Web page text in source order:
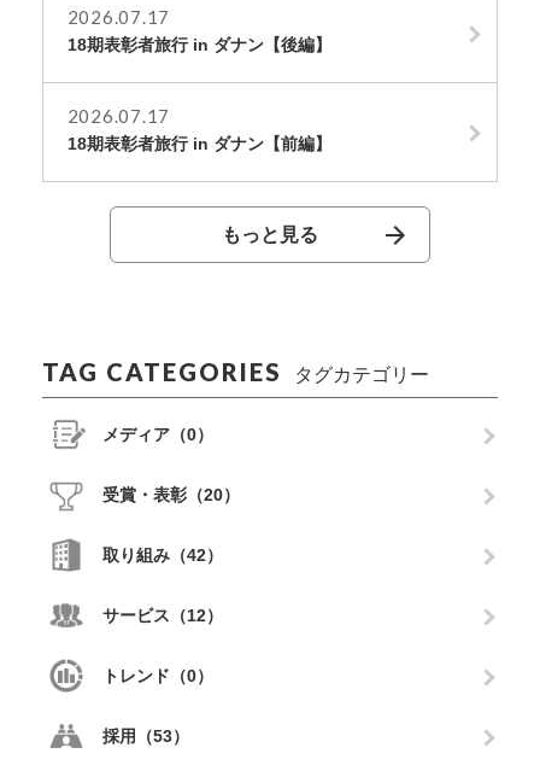
2026.07.17
18期表彰者旅行 in ダナン【後編】
2026.07.17
18期表彰者旅行 in ダナン【前編】
もっと見る
TAG CATEGORIES タグカテゴリー
メディア（0）
受賞・表彰（20）
取り組み（42）
サービス（12）
トレンド（0）
採用（53）